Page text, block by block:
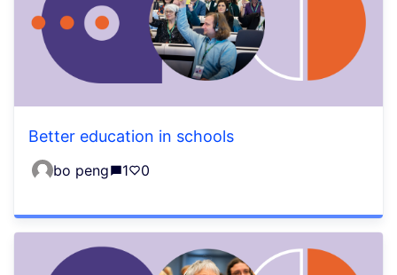
Better education in schools
bo peng 1 0